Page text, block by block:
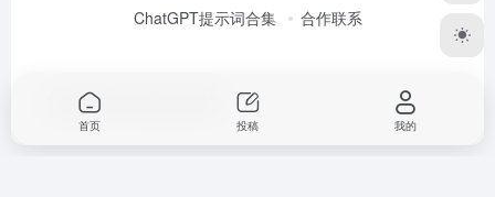
ChatGPT提示词合集 合作联系
Copyright © 2026
首页 投稿 我的